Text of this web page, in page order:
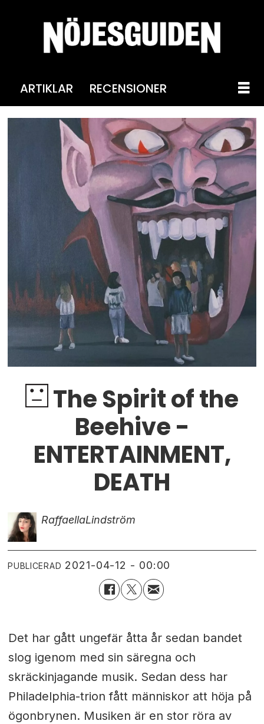
ARTIKLAR RECENSIONER
The Spirit of the
Beehive -
ENTERTAINMENT,
DEATH
RaffaellaLindström
PUBLICERAD 2021-04-12 - 00:00
Det har gått ungefär åtta år sedan bandet
slog igenom med sin säregna och
skräckinjagande musik. Sedan dess har
Philadelphia-trion fått människor att höja på
ögonbrynen. Musiken är en stor röra av